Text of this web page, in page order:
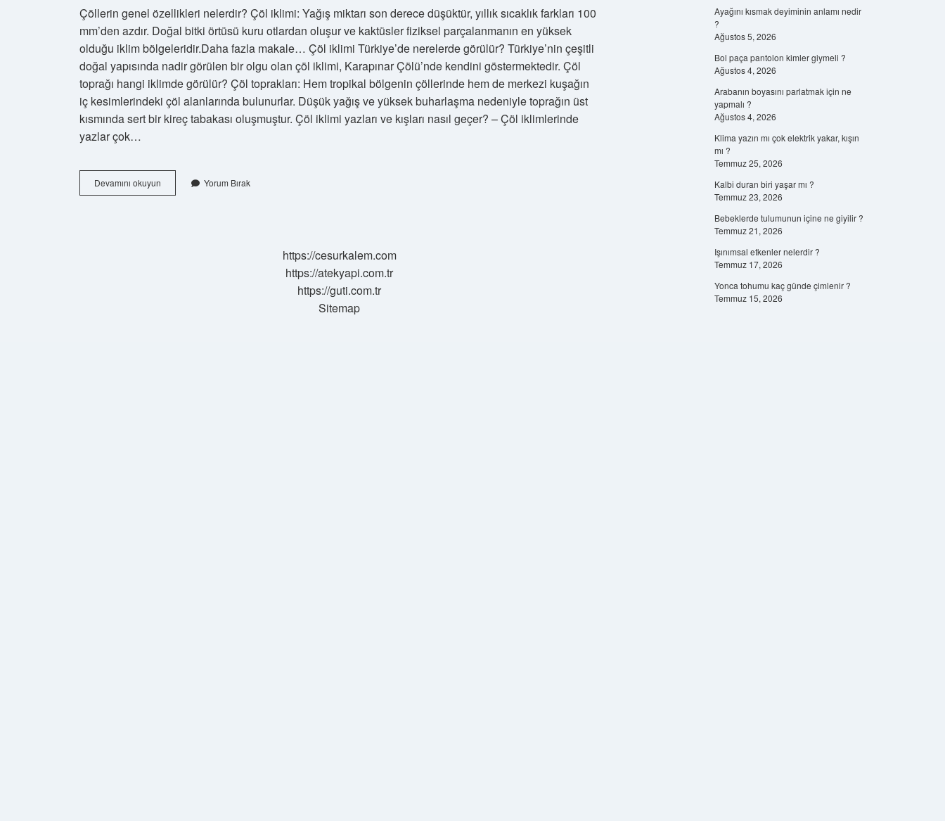
Çöllerin genel özellikleri nelerdir? Çöl iklimi: Yağış miktarı son derece düşüktür, yıllık sıcaklık farkları 100
mm’den azdır. Doğal bitki örtüsü kuru otlardan oluşur ve kaktüsler fiziksel parçalanmanın en yüksek
olduğu iklim bölgeleridir.Daha fazla makale… Çöl iklimi Türkiye’de nerelerde görülür? Türkiye’nin çeşitli
doğal yapısında nadir görülen bir olgu olan çöl iklimi, Karapınar Çölü’nde kendini göstermektedir. Çöl
toprağı hangi iklimde görülür? Çöl toprakları: Hem tropikal bölgenin çöllerinde hem de merkezi kuşağın
iç kesimlerindeki çöl alanlarında bulunurlar. Düşük yağış ve yüksek buharlaşma nedeniyle toprağın üst
kısmında sert bir kireç tabakası oluşmuştur. Çöl iklimi yazları ve kışları nasıl geçer? – Çöl iklimlerinde
yazlar çok…
Devamını okuyun
Iklimi
Yorum Bırak
https://cesurkalem.com
https://atekyapi.com.tr
https://guti.com.tr
Sitemap
Ayağını kısmak deyiminin anlamı nedir
?
Ağustos 5, 2026
Bol paça pantolon kimler giymeli ?
Ağustos 4, 2026
Arabanın boyasını parlatmak için ne
yapmalı ?
Ağustos 4, 2026
Klima yazın mı çok elektrik yakar, kışın
mı ?
Temmuz 25, 2026
Kalbi duran biri yaşar mı ?
Temmuz 23, 2026
Bebeklerde tulumunun içine ne giyilir ?
Temmuz 21, 2026
Işınımsal etkenler nelerdir ?
Temmuz 17, 2026
Yonca tohumu kaç günde çimlenir ?
Temmuz 15, 2026